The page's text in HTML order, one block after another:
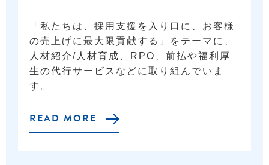
「私たちは、採用支援を入り口に、お客様
の売上げに最大限貢献する」をテーマに、
人材紹介/人材育成、RPO、前払や福利厚
生の代行サービスなどに取り組んでいま
す。
READ MORE